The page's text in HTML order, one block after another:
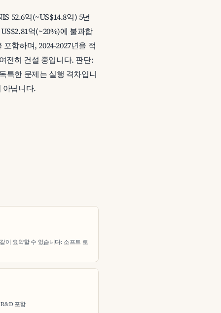
52.6억(~US$14.8억) 5년
억(~20%)에 불과합
함하며, 2024-2027년을 적
전히 건설 중입니다. 판단:
특한 문제는 실행 격차입니
아닙니다.
이 요약할 수 있습니다: 소프트 로
포함